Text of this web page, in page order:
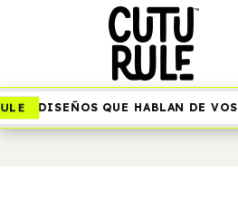
DISEÑOS QUE HABLAN DE VOS •